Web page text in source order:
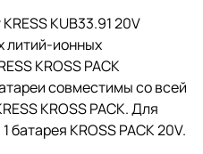
KUB33.91 20V
литий-ионных
KROSS PACK
совместимы со всей
KROSS PACK. Для
батарея KROSS PACK 20V.